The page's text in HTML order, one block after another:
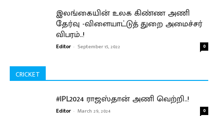
இலங்கையின் உலக கிண்ண அணி
தேர்வு -விளையாட்டுத் துறை அமைச்சர்
விபரம்..!
Editor - September 15, 2022 0
CRICKET
#IPL2024 ராஜஸ்தான் அணி வெற்றி..!
Editor - March 29, 2024 0